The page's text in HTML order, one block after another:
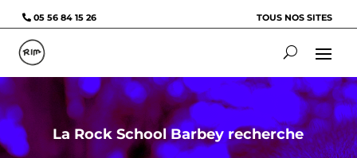
05 56 84 15 26 TOUS NOS SITES
La Rock School Barbey recherche